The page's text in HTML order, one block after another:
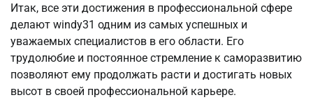
Итак, все эти достижения в профессиональной сфере
делают windy31 одним из самых успешных и
уважаемых специалистов в его области. Его
трудолюбие и постоянное стремление к саморазвитию
позволяют ему продолжать расти и достигать новых
высот в своей профессиональной карьере.